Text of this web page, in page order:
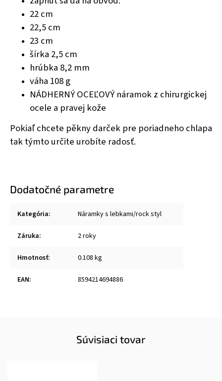
22 cm
22,5 cm
23 cm
šírka 2,5 cm
hrúbka 8,2 mm
váha 108 g
NÁDHERNÝ OCEĽOVÝ náramok z chirurgickej
ocele a pravej kože
Pokiaľ chcete pěkny darček pre poriadneho chlapa
tak týmto určite urobíte radosť.
Dodatočné parametre
Kategória: Náramky s lebkami/rock styl
Záruka: 2 roky
Hmotnosť: 0.108 kg
EAN: 8594214694886
Súvisiaci tovar